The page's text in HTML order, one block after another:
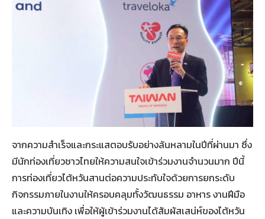
จากความสำเร็จและกระแสตอบรับอย่างล้นหลามในปีที่ผ่านมา ซึ่ง
มีนักท่องเที่ยวชาวไทยให้ความสนใจเข้าร่วมงานจำนวนมาก ปีนี้
การท่องเที่ยวไต้หวันสานต่อความประทับใจด้วยการยกระดับ
กิจกรรมภายในงานให้ครอบคลุมทั้งวัฒนธรรม อาหาร งานฝีมือ
และความบันเทิง เพื่อให้ผู้เข้าร่วมงานได้สัมผัสเสน่ห์ของไต้หวัน